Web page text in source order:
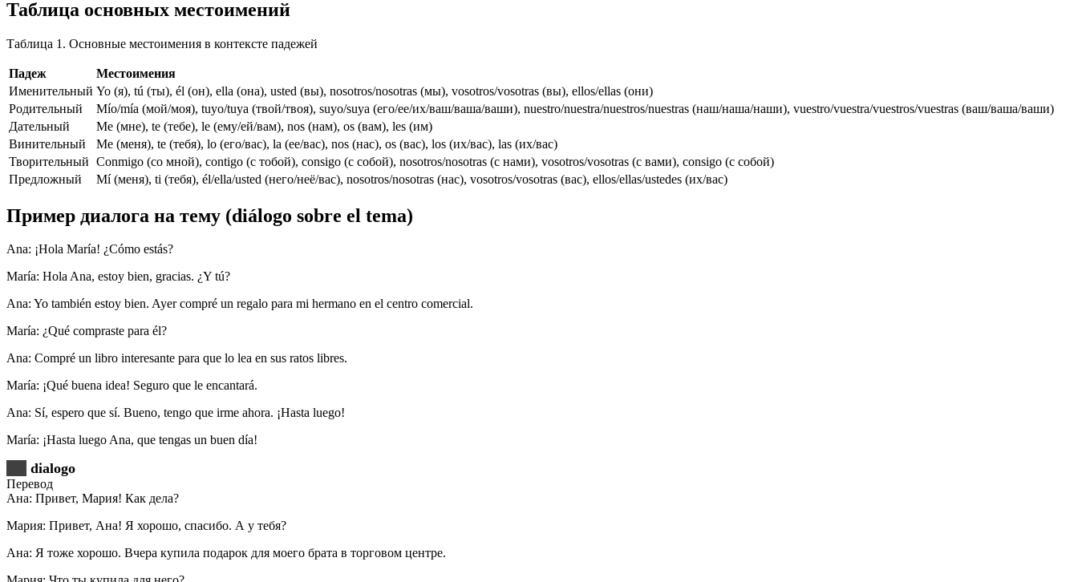
Таблица основных местоимений
Таблица 1. Основные местоимения в контексте падежей
Падеж
Местоимения
Именительный Yo (я), tú (ты), él (он), ella (она), usted (вы), nosotros/nosotras (мы), vosotros/vosotras (вы), ellos/ellas (они)
Родительный
Mío/mía (мой/моя), tuyo/tuya (твой/твоя), suyo/suya (его/ее/их/ваш/ваша/ваши), nuestro/nuestra/nuestros/nuestras (наш/наша/наши), vuestro/vuestra/vuestros/vuestras (ваш/ваша/ваши)
Дательный
Me (мне), te (тебе), le (ему/ей/вам), nos (нам), os (вам), les (им)
Винительный
Me (меня), te (тебя), lo (его/вас), la (ее/вас), nos (нас), os (вас), los (их/вас), las (их/вас)
Творительный Conmigo (со мной), contigo (с тобой), consigo (с собой), nosotros/nosotras (с нами), vosotros/vosotras (с вами), consigo (с собой)
Предложный
Mí (меня), ti (тебя), él/ella/usted (него/неё/вас), nosotros/nosotras (нас), vosotros/vosotras (вас), ellos/ellas/ustedes (их/вас)
Пример диалога на тему (diálogo sobre el tema)
Ana: ¡Hola María! ¿Cómo estás?
María: Hola Ana, estoy bien, gracias. ¿Y tú?
Ana: Yo también estoy bien. Ayer compré un regalo para mi hermano en el centro comercial.
María: ¿Qué compraste para él?
Ana: Compré un libro interesante para que lo lea en sus ratos libres.
María: ¡Qué buena idea! Seguro que le encantará.
Ana: Sí, espero que sí. Bueno, tengo que irme ahora. ¡Hasta luego!
María: ¡Hasta luego Ana, que tengas un buen día!
dialogo
Перевод
Ана: Привет, Мария! Как дела?
Мария: Привет, Ана! Я хорошо, спасибо. А у тебя?
Ана: Я тоже хорошо. Вчера купила подарок для моего брата в торговом центре.